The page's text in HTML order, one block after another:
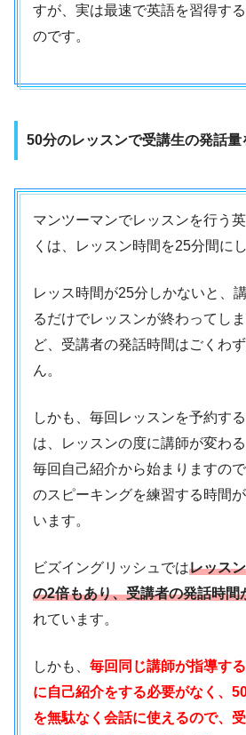
すが、実は最速で英語を習得す
のです。
50分のレッスンで受講生の発話量
マンツーマンでレッスンを行う
くは、レッスン時間を25分間に
レッス時間が25分しかないと、
るだけでレッスンが終わってし
ど、受講者の発話時間はごくわ
ん。
しかも、毎回レッスンを予約す
は、レッスンの度に講師が変わ
毎回自己紹介から始まりますの
のスピーキングを練習する時間
います。
ビズイングリッシュではレッス
の2倍もあり、受講者の発話時間
れています。
しかも、 毎回同じ講師が指導す
に自己紹介をする必要がなく、
を無駄なく会話に使えるので、